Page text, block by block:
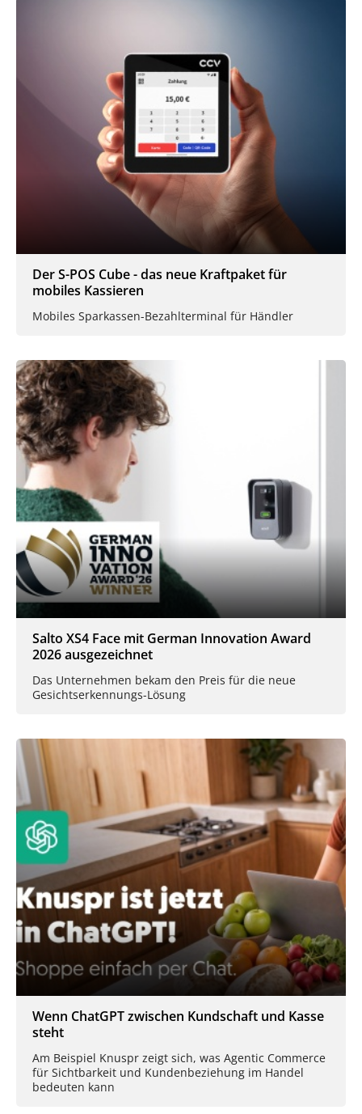
Der S-POS Cube - das neue Kraftpaket für
mobiles Kassieren
Mobiles Sparkassen-Bezahlterminal für Händler
Salto XS4 Face mit German Innovation Award
2026 ausgezeichnet
Das Unternehmen bekam den Preis für die neue
Gesichtserkennungs-Lösung
Wenn ChatGPT zwischen Kundschaft und Kasse
steht
Am Beispiel Knuspr zeigt sich, was Agentic Commerce
für Sichtbarkeit und Kundenbeziehung im Handel
bedeuten kann